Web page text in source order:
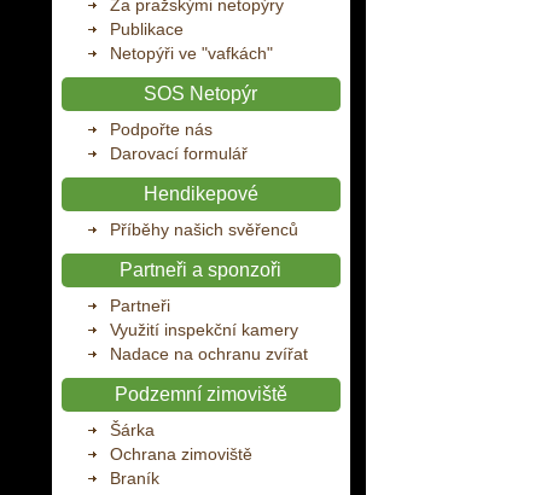
Za pražskými netopýry
Publikace
Netopýři ve "vafkách"
SOS Netopýr
Podpořte nás
Darovací formulář
Hendikepové
Příběhy našich svěřenců
Partneři a sponzoři
Partneři
Využití inspekční kamery
Nadace na ochranu zvířat
Podzemní zimoviště
Šárka
Ochrana zimoviště
Braník